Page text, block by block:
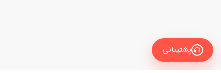
پشتیبانی